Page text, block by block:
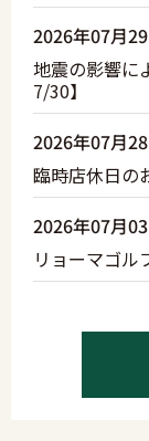
2026年07月
地震の影響に
7/30】
2026年07月
臨時店休日の
2026年07月
リョーマゴル